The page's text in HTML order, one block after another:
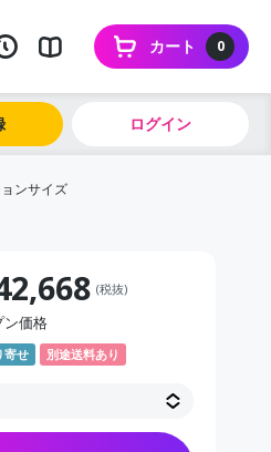
0
カート
ログイン
ンサイズ
(税抜)
ン価格
寄せ 別途送料あり